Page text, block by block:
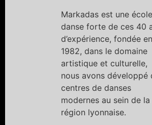
Markadas est une
danse forte de ces 40
d’expérience, fondée en
1982, dans le domaine
artistique et culturelle,
nous avons développé
centres de danses
modernes au sein de la
région lyonnaise.